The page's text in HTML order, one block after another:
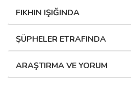
FIKHIN IŞIĞINDA
ŞÜPHELER ETRAFINDA
ARAŞTIRMA VE YORUM